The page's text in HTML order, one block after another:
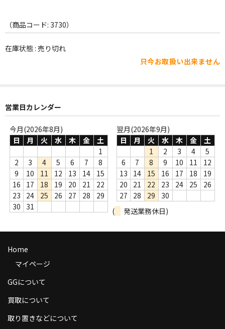
FOLK,SSW
レア盤（1万円以上）
Webのみ no.1
Webのみ no.2
Webのみ no.3
Webのみ no.4
売り切れ
Help
送料
お支払い方法
返品
（商品コード: 3730）
在庫状態 : 売り切れ
只今お取扱い出来ません
営業日カレンダー
今月(2026年8月)
日
月 火 水 木 金
土
1
2
3 4 5 6 7
8
9
10 11 12 13 14
15
16
17 18 19 20 21
22
23
24 25 26 27 28
29
30
31
翌月(2026年9月)
日
月 火 水 木 金
土
1
2 3 4
5
6
7 8 9 10 11
12
13
14 15 16 17 18
19
20
21 22 23 24 25
26
27
28 29
30
(
発送業務休日)
Home
マイページ
GGについて
買取について
取り置きなどについて